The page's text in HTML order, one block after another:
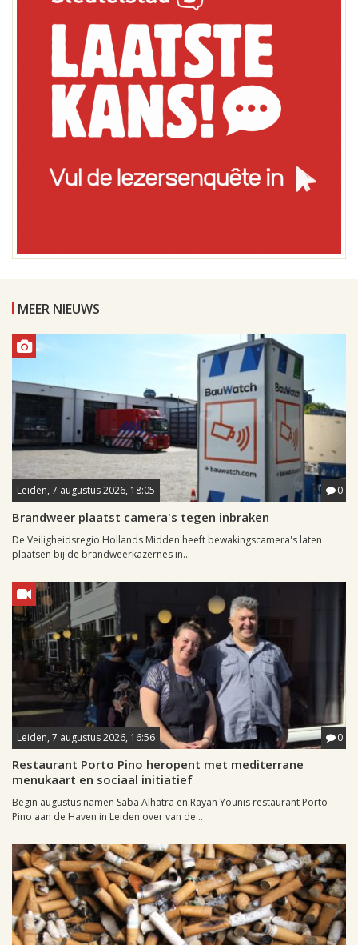
MEER NIEUWS
Leiden, 7 augustus 2026, 18:05 0
Brandweer plaatst camera's tegen inbraken
De Veiligheidsregio Hollands Midden heeft bewakingscamera's laten
plaatsen bij de brandweerkazernes in...
Leiden, 7 augustus 2026, 16:56 0
Restaurant Porto Pino heropent met mediterrane
menukaart en sociaal initiatief
Begin augustus namen Saba Alhatra en Rayan Younis restaurant Porto
Pino aan de Haven in Leiden over van de...